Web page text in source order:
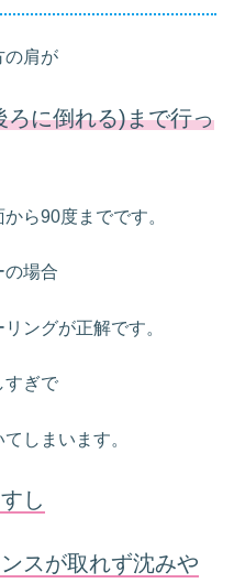
の肩が
に倒れる)まで行っ
ら90度までです。
の場合
ングが正解です。
すぎで
しまいます。
し
スが取れず沈みや